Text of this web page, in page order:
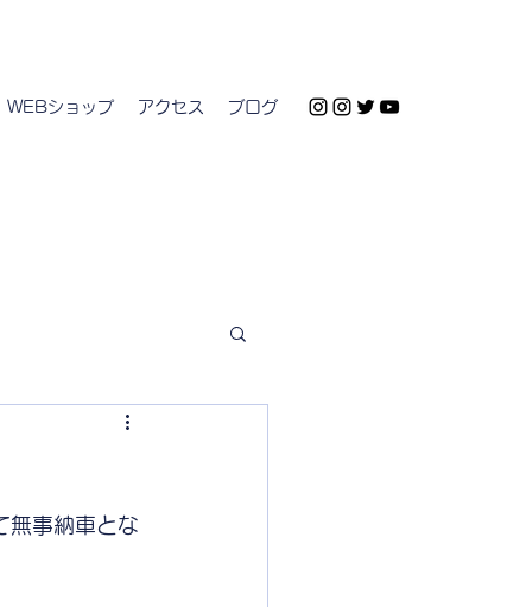
WEBショップ アクセス ブログ
事納車とな